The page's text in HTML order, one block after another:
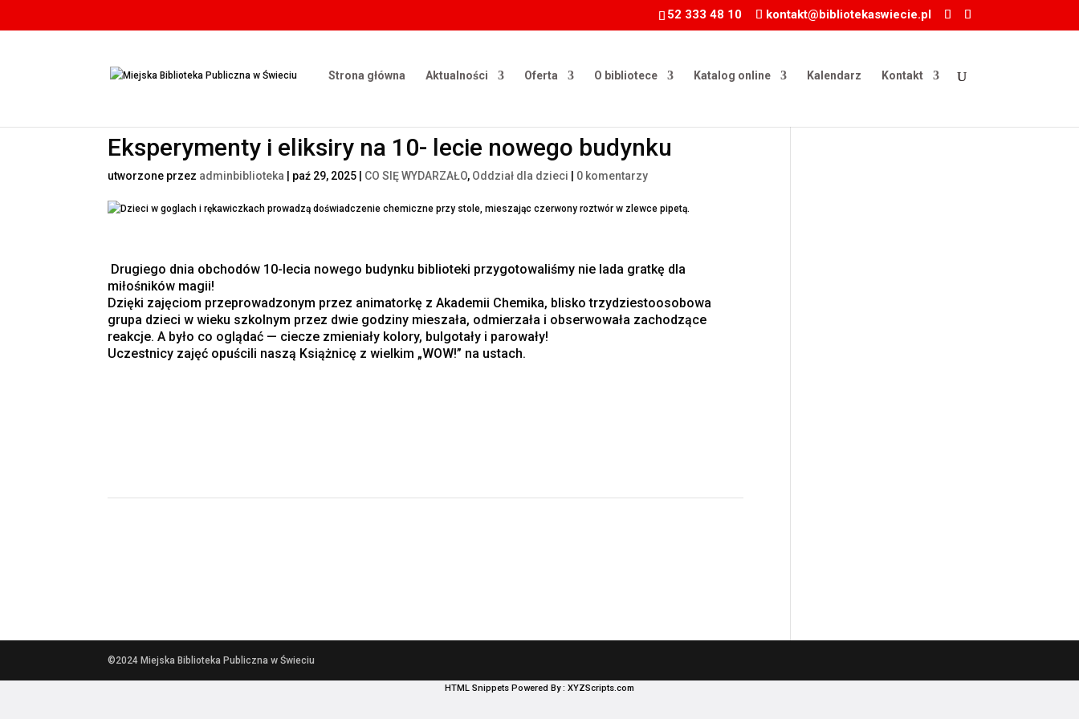
52 333 48 10 kontakt@bibliotekaswiecie.pl
Strona główna Aktualności Oferta O bibliotece Katalog online Kalendarz Kontakt
Eksperymenty i eliksiry na 10- lecie nowego budynku
utworzone przez adminbiblioteka paź 29, 2025 CO SIĘ WYDARZAŁO, Oddział dla dzieci 0 komentarzy
Drugiego dnia obchodów 10-lecia nowego budynku biblioteki przygotowaliśmy nie lada gratkę dla
miłośników magii!
Dzięki zajęciom przeprowadzonym przez animatorkę z Akademii Chemika, blisko trzydziestoosobowa
grupa dzieci w wieku szkolnym przez dwie godziny mieszała, odmierzała i obserwowała zachodzące
reakcje. A było co oglądać — ciecze zmieniały kolory, bulgotały i parowały!
Uczestnicy zajęć opuścili naszą Książnicę z wielkim „WOW!” na ustach.
©2024 Miejska Biblioteka Publiczna w Świeciu
HTML Snippets Powered By : XYZScripts.com